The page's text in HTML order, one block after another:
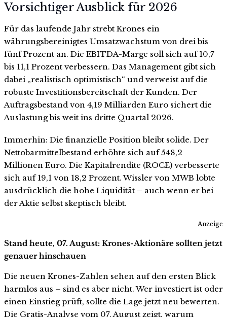
Vorsichtiger Ausblick für 2026
Für das laufende Jahr strebt Krones ein
währungsbereinigtes Umsatzwachstum von drei bis
fünf Prozent an. Die EBITDA-Marge soll sich auf 10,7
bis 11,1 Prozent verbessern. Das Management gibt sich
dabei „realistisch optimistisch“ und verweist auf die
robuste Investitionsbereitschaft der Kunden. Der
Auftragsbestand von 4,19 Milliarden Euro sichert die
Auslastung bis weit ins dritte Quartal 2026.
Immerhin: Die finanzielle Position bleibt solide. Der
Nettobarmittelbestand erhöhte sich auf 548,2
Millionen Euro. Die Kapitalrendite (ROCE) verbesserte
sich auf 19,1 von 18,2 Prozent. Wissler von MWB lobte
ausdrücklich die hohe Liquidität – auch wenn er bei
der Aktie selbst skeptisch bleibt.
Anzeige
Stand heute, 07. August: Krones-Aktionäre sollten jetzt
genauer hinschauen
Die neuen Krones-Zahlen sehen auf den ersten Blick
harmlos aus – sind es aber nicht. Wer investiert ist oder
einen Einstieg prüft, sollte die Lage jetzt neu bewerten.
Die Gratis-Analyse vom 07. August zeigt, warum